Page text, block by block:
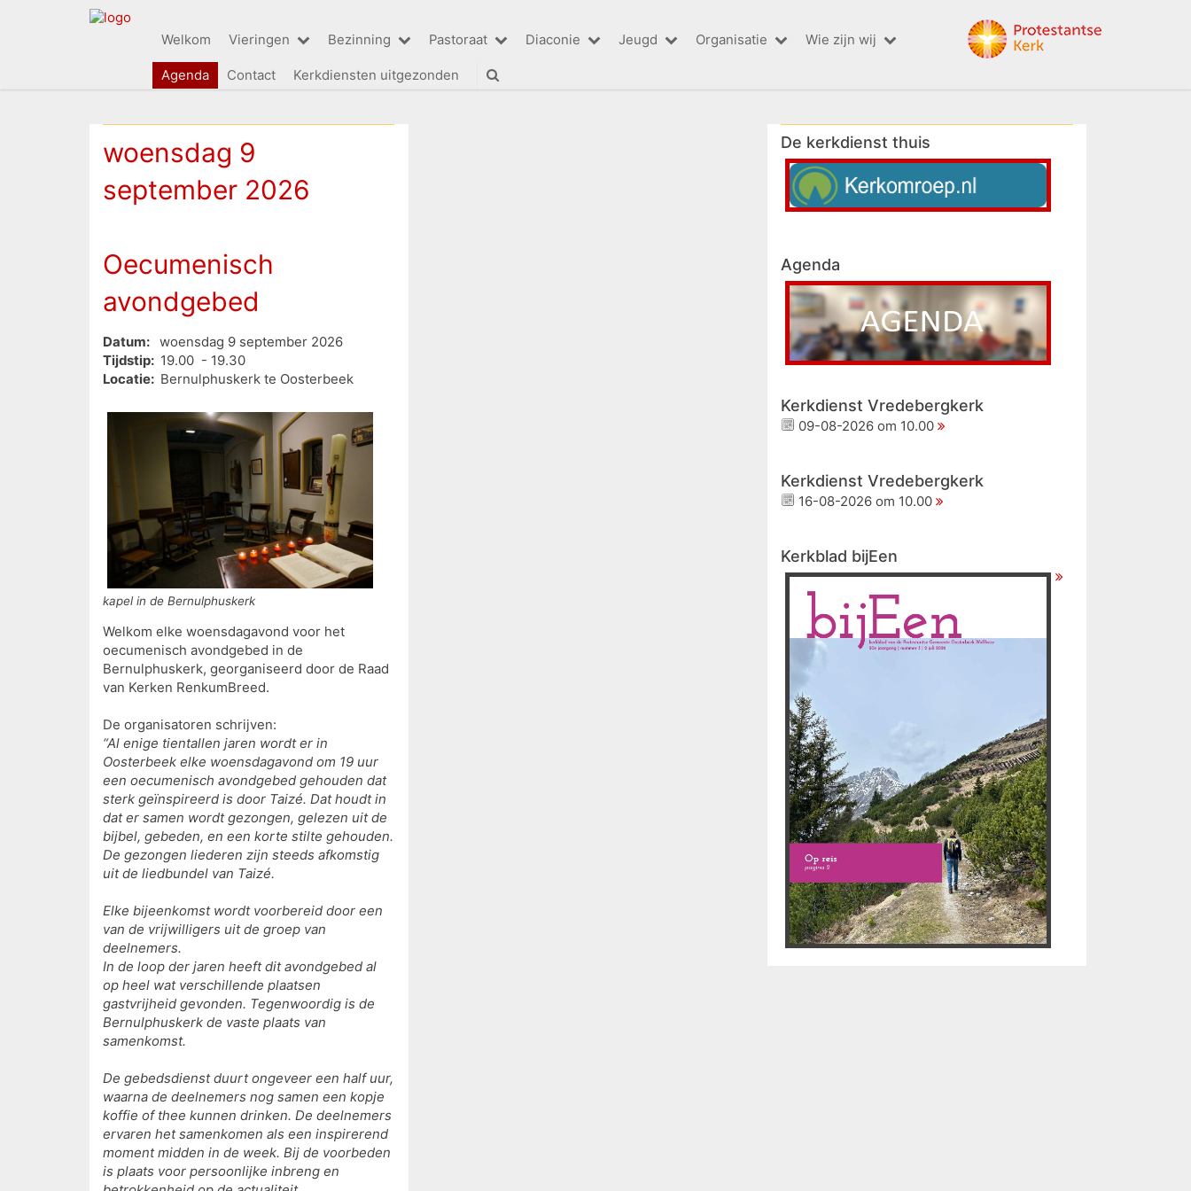
Welkom Vieringen Bezinning Pastoraat Diaconie Jeugd Organisatie Wie zijn wij
Agenda Contact Kerkdiensten uitgezonden
woensdag 9
september 2026
Oecumenisch
avondgebed
Datum:
woensdag 9 september 2026
Tijdstip: 19.00 - 19.30
Locatie: Bernulphuskerk te Oosterbeek
kapel in de Bernulphuskerk
Welkom elke woensdagavond voor het
oecumenisch avondgebed in de
Bernulphuskerk, georganiseerd door de Raad
van Kerken RenkumBreed.
De organisatoren schrijven:
“Al enige tientallen jaren wordt er in
Oosterbeek elke woensdagavond om 19 uur
een oecumenisch avondgebed gehouden dat
sterk geïnspireerd is door Taizé. Dat houdt in
dat er samen wordt gezongen, gelezen uit de
bijbel, gebeden, en een korte stilte gehouden.
De gezongen liederen zijn steeds afkomstig
uit de liedbundel van Taizé.
Elke bijeenkomst wordt voorbereid door een
van de vrijwilligers uit de groep van
deelnemers.
In de loop der jaren heeft dit avondgebed al
op heel wat verschillende plaatsen
gastvrijheid gevonden. Tegenwoordig is de
Bernulphuskerk de vaste plaats van
samenkomst.
De gebedsdienst duurt ongeveer een half uur,
waarna de deelnemers nog samen een kopje
koffie of thee kunnen drinken. De deelnemers
ervaren het samenkomen als een inspirerend
moment midden in de week. Bij de voorbeden
is plaats voor persoonlijke inbreng en
De kerkdienst thuis
Agenda
Kerkdienst Vredebergkerk
09-08-2026 om 10.00
Kerkdienst Vredebergkerk
16-08-2026 om 10.00
Kerkblad bijEen